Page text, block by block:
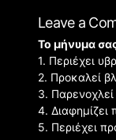
Leave a
Το μήνυμα
1. Περιέχει
2. Προκαλεί
3.
4. Διαφημίζει
5. Περιέχει